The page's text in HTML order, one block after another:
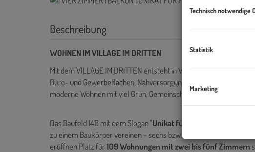
Beschreibung
WOHNEN IM VILLAGE IM DRITTEN
Mit dem VILLAGE IM DRITTEN entsteht in Wien ein neues,
Büro- und Gewerbeflächen, Nahversorgung sowie
moderne Wohnen mit viel Grün, Gemeinschaft und nachhaltiger
Das Baufeld 14B mit dem Slogan "Unikat für Freigeister
" nimmt
zu einem Baukörper vereinen – sechs bzw. elf Geschosse hoch –
eröffnen Platz für109 Wohnungen mit zwei bis fünf Zimmern
Technisch notwendige
Statistik
Marketing